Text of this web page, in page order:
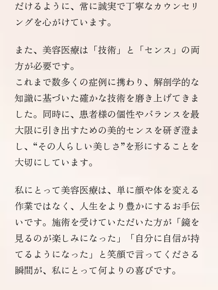
だけるように、常に誠実で丁寧なカウンセリ
ングを心がけています。
また、美容医療は「技術」と「センス」の両
方が必要です。
これまで数多くの症例に携わり、解剖学的な
知識に基づいた確かな技術を磨き上げてきま
した。同時に、患者様の個性やバランスを最
大限に引き出すための美的センスを研ぎ澄ま
し、“その人らしい美しさ”を形にすることを
大切にしています。
私にとって美容医療は、単に顔や体を変える
作業ではなく、人生をより豊かにするお手伝
いです。施術を受けていただいた方が「鏡を
見るのが楽しみになった」「自分に自信が持
てるようになった」と笑顔で言ってくださる
瞬間が、私にとって何よりの喜びです。